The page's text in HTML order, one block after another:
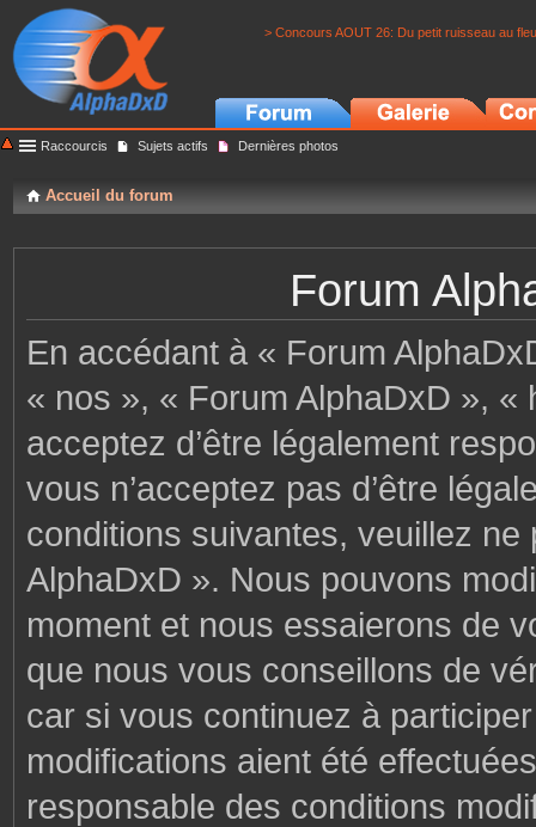
> Concours AOUT 26: Du petit ruisseau au
Raccourcis Sujets actifs Dernières photos
Accueil du forum
Forum
En accédant à « Forum
« nos », « Forum AlphaDxD »,
acceptez d’être légalement
vous n’acceptez pas d’être
conditions suivantes, veuillez
AlphaDxD ». Nous pouvons
moment et nous essaierons de
que nous vous conseillons de
car si vous continuez à
modifications aient été
responsable des conditions